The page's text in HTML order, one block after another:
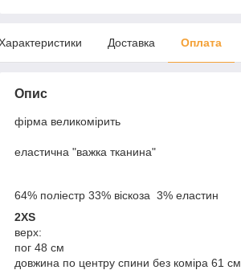
Доставка Оплата
Опис
фірма великомірить
еластична "важка тканина"
64% поліестр 33% віскоза 3% еластин
2XS
верх:
пог 48 см
довжина по центру спини без коміра 61 см